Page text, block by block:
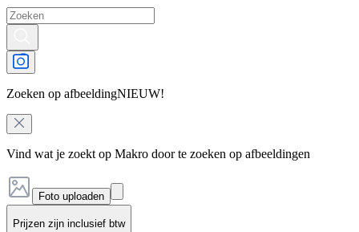
Zoeken op afbeeldingNIEUW!
Vind wat je zoekt op Makro door te zoeken op afbeeldingen
Foto uploaden
Prijzen zijn inclusief btw